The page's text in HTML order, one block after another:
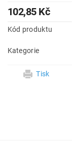
102,85 Kč
Kód produktu
Kategorie
Tisk